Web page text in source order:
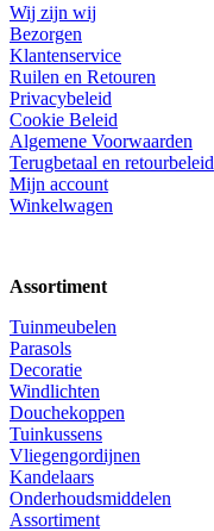
Wij zijn wij
Bezorgen
Klantenservice
Ruilen en Retouren
Privacybeleid
Cookie Beleid
Algemene Voorwaarden
Terugbetaal en retourbeleid
Mijn account
Winkelwagen
Assortiment
Tuinmeubelen
Parasols
Decoratie
Windlichten
Douchekoppen
Tuinkussens
Vliegengordijnen
Kandelaars
Onderhoudsmiddelen
Assortiment